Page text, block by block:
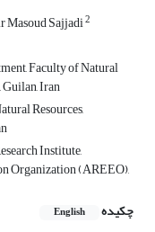
Masoud Sajjadi2
Faculty of Natural
Iran
Resources,
Institute,
Organization (AREEO),
چکیده
English